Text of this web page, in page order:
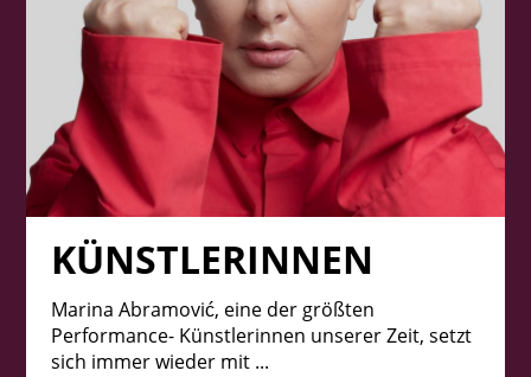
KÜNSTLERINNEN
Marina Abramović, eine der größten
Performance- Künstlerinnen unserer Zeit, setzt
sich immer wieder mit ...